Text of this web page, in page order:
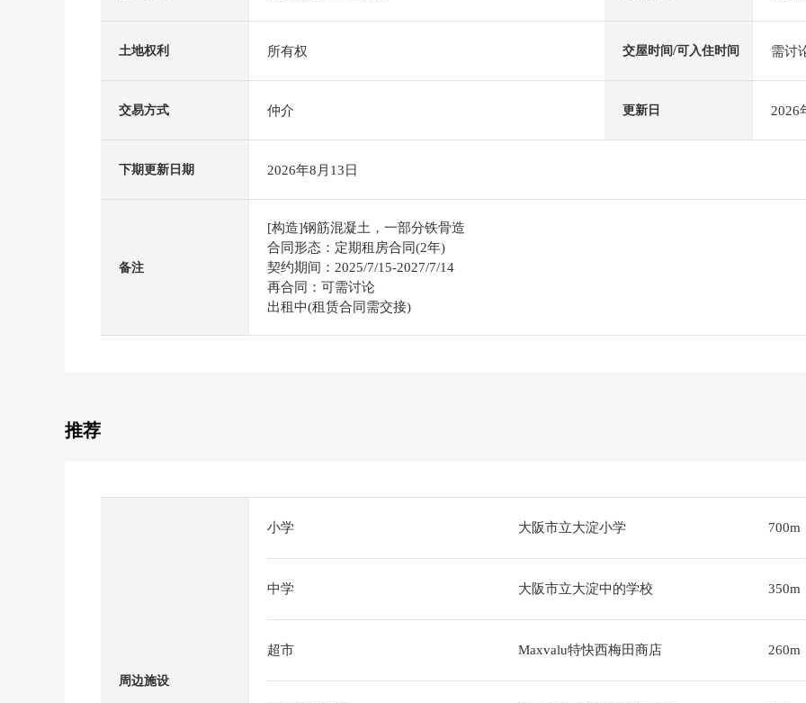
土地权利 所有权 交屋时间/可入住时间 需讨
交易方式 仲介 更新日 2026
下期更新日期 2026年8月13日
备注
[构造]钢筋混凝土，一部分铁骨造
合同形态：定期租房合同(2年)
契约期间：2025/7/15-2027/7/14
再合同：可需讨论
出租中(租赁合同需交接)
推荐
周边施设
小学 大阪市立大淀小学 700m
中学 大阪市立大淀中的学校 350m
超市 Maxvalu特快西梅田商店 260m